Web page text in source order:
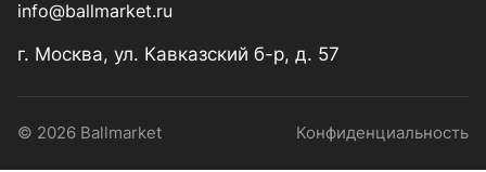
info@ballmarket.ru
г. Москва, ул. Кавказский б-р, д. 57
© 2026 Ballmarket Конфиденциальность